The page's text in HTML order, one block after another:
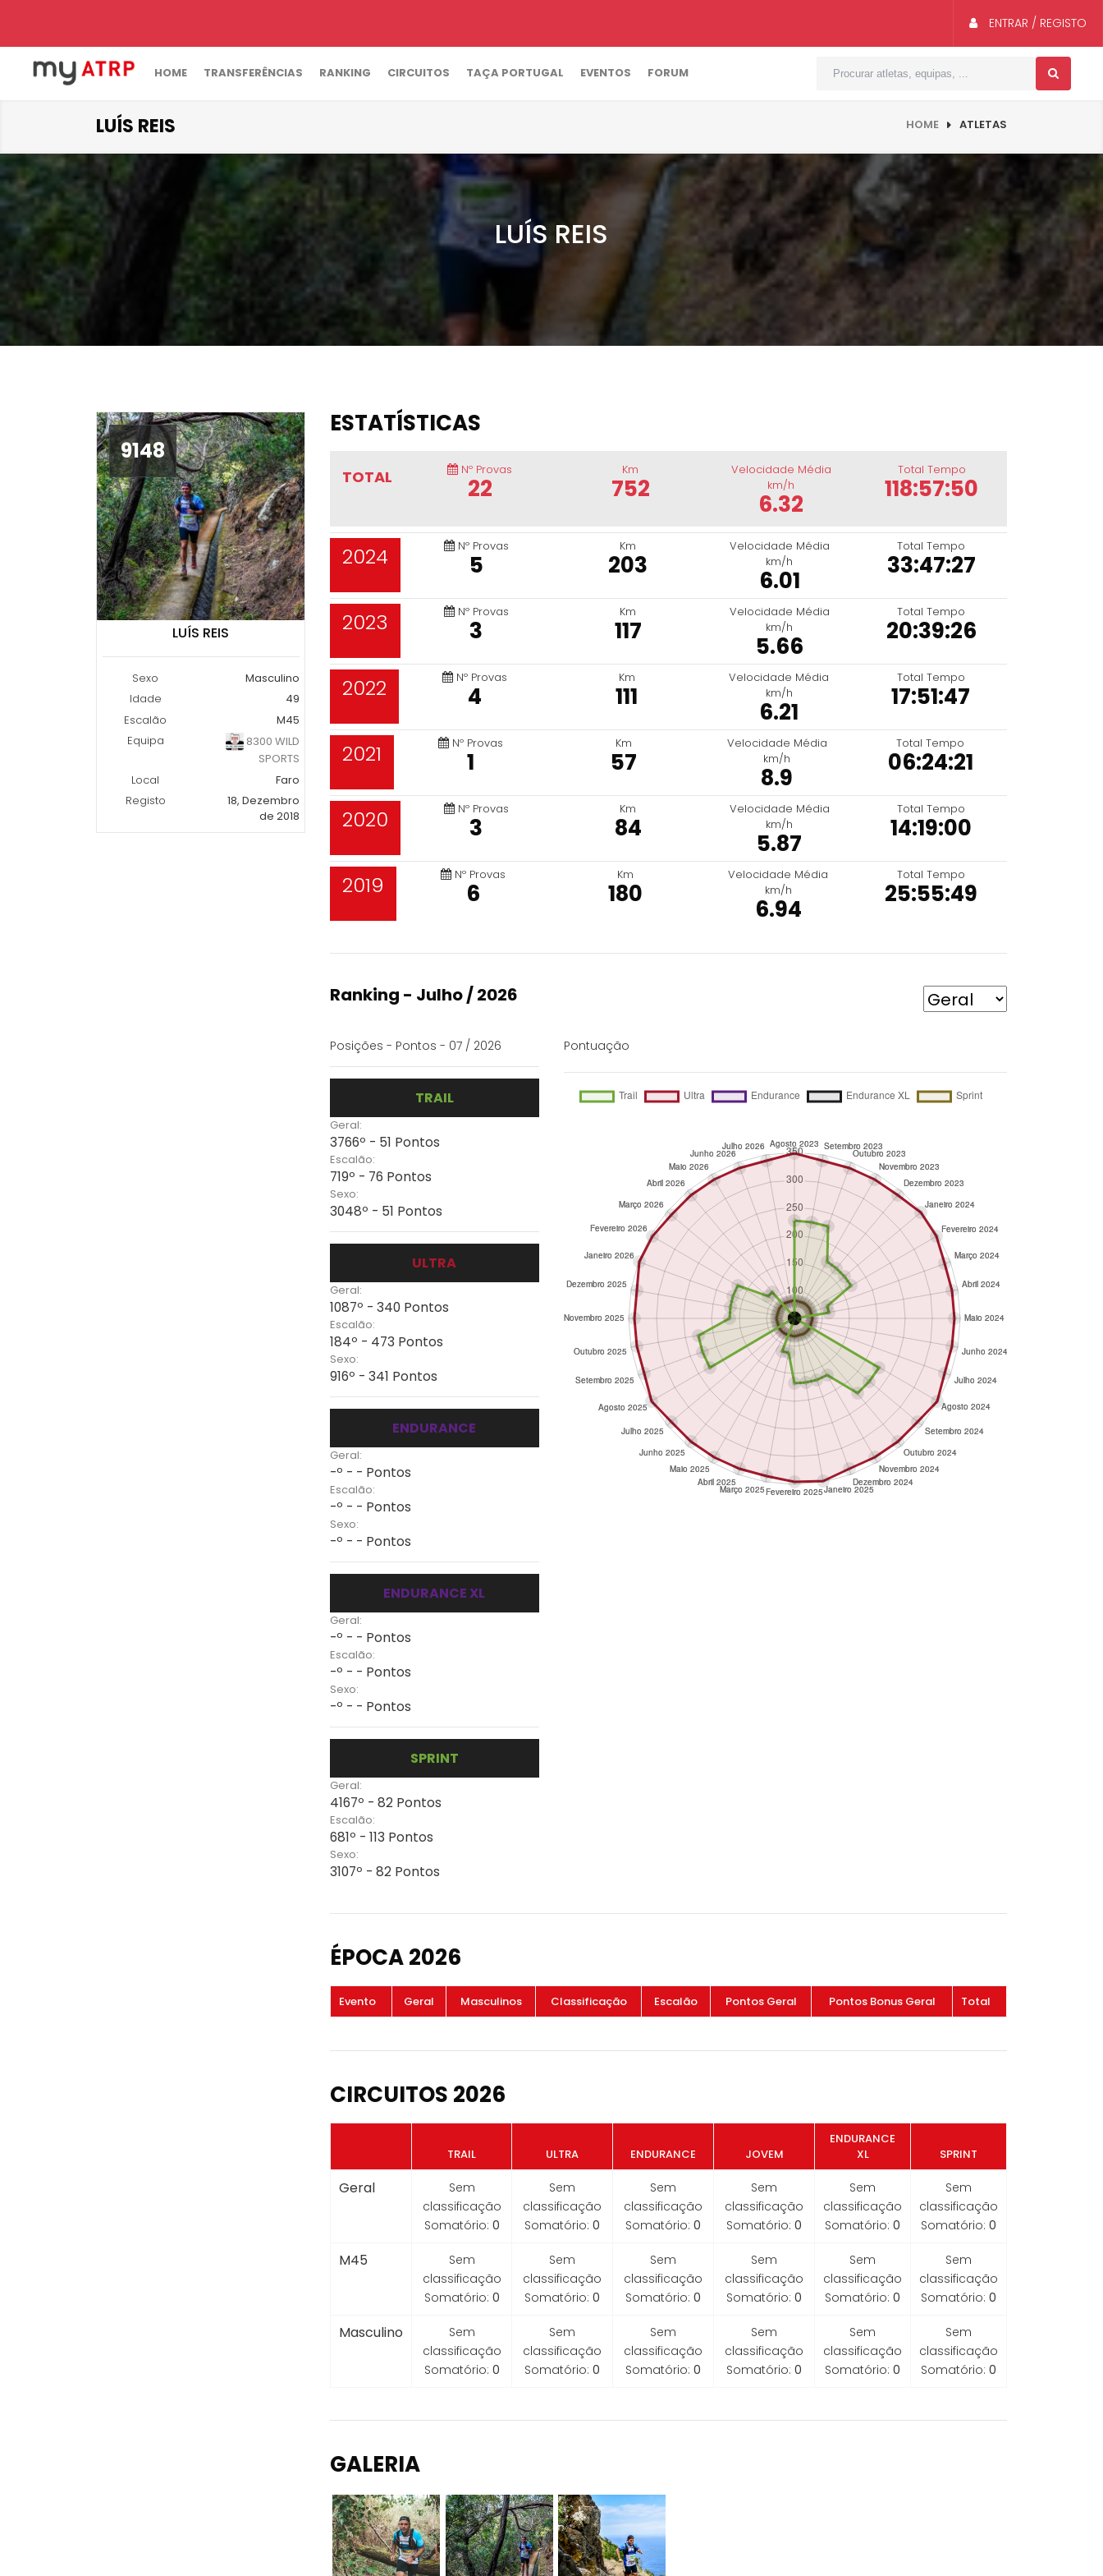
ENTRAR / REGISTO
HOME TRANSFERÊNCIAS RANKING CIRCUITOS TAÇA PORTUGAL EVENTOS FORUM
LUÍS REIS HOME ATLETAS
LUÍS REIS
9148
LUÍS REIS
Sexo
Masculino
Idade
49
Escalão
M45
Equipa
8300 WILD
SPORTS
Local
Faro
Registo
18, Dezembro
de 2018
ESTATÍSTICAS
TOTAL Nº Provas
22
Km
752
Velocidade Média
km/h
6.32
Total Tempo
118:57:50
2024 Nº Provas
5
Km
203
Velocidade Média
km/h
6.01
Total Tempo
33:47:27
2023 Nº Provas
3
Km
117
Velocidade Média
km/h
5.66
Total Tempo
20:39:26
2022 Nº Provas
4
Km
111
Velocidade Média
km/h
6.21
Total Tempo
17:51:47
2021 Nº Provas
1
Km
57
Velocidade Média
km/h
8.9
Total Tempo
06:24:21
2020 Nº Provas
3
Km
84
Velocidade Média
km/h
5.87
Total Tempo
14:19:00
2019 Nº Provas
6
Km
180
Velocidade Média
km/h
6.94
Total Tempo
25:55:49
Ranking - Julho / 2026
Posições - Pontos - 07 / 2026
TRAIL
Geral:
3766º - 51 Pontos
Escalão:
719º - 76 Pontos
Sexo:
3048º - 51 Pontos
ULTRA
Geral:
1087º - 340 Pontos
Escalão:
184º - 473 Pontos
Sexo:
916º - 341 Pontos
ENDURANCE
Geral:
-º - - Pontos
Escalão:
-º - - Pontos
Sexo:
-º - - Pontos
ENDURANCE XL
Geral:
-º - - Pontos
Escalão:
-º - - Pontos
Sexo:
-º - - Pontos
SPRINT
Geral:
4167º - 82 Pontos
Escalão:
681º - 113 Pontos
Sexo:
3107º - 82 Pontos
Pontuação
ÉPOCA 2026
Evento Geral Masculinos Classificação Escalão Pontos Geral Pontos Bonus Geral Total
CIRCUITOS 2026
TRAIL ULTRA ENDURANCE JOVEM
ENDURANCE
XL
SPRINT
Geral
Sem
classificação
Somatório: 0
Sem
classificação
Somatório: 0
Sem
classificação
Somatório: 0
Sem
classificação
Somatório: 0
Sem
classificação
Somatório: 0
Sem
classificação
Somatório: 0
M45
Sem
classificação
Somatório: 0
Sem
classificação
Somatório: 0
Sem
classificação
Somatório: 0
Sem
classificação
Somatório: 0
Sem
classificação
Somatório: 0
Sem
classificação
Somatório: 0
Masculino
Sem
classificação
Somatório: 0
Sem
classificação
Somatório: 0
Sem
classificação
Somatório: 0
Sem
classificação
Somatório: 0
Sem
classificação
Somatório: 0
Sem
classificação
Somatório: 0
GALERIA